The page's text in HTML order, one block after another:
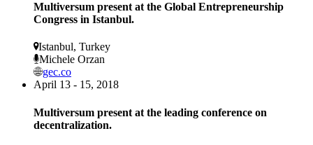
Multiversum present at the Global Entrepreneurship
Congress in Istanbul.
Istanbul, Turkey
Michele Orzan
gec.co
April 13 - 15, 2018
Multiversum present at the leading conference on
decentralization.